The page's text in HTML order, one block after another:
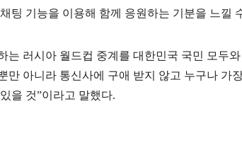
채팅 기능을 이용해 함께 응원하는 기분을 느낄
는 러시아 월드컵 중계를 대한민국 국민 모두와
만 아니라 통신사에 구애 받지 않고 누구나 가
있을 것”이라고 말했다.